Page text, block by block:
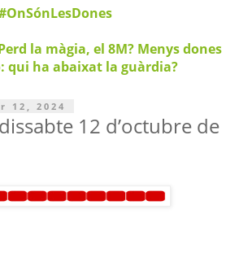
la màgia, el 8M? Menys dones
qui ha abaixat la guàrdia?
12, 2024
12 d’octubre de